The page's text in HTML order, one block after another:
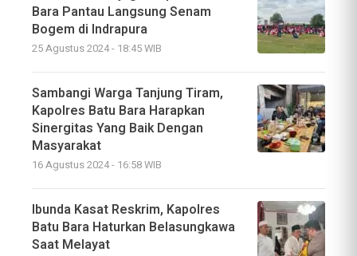
Bara Pantau Langsung Senam
Bogem di Indrapura
25 Agustus 2024 - 18:45 WIB
Sambangi Warga Tanjung Tiram,
Kapolres Batu Bara Harapkan
Sinergitas Yang Baik Dengan
Masyarakat
16 Agustus 2024 - 16:58 WIB
Ibunda Kasat Reskrim, Kapolres
Batu Bara Haturkan Belasungkawa
Saat Melayat